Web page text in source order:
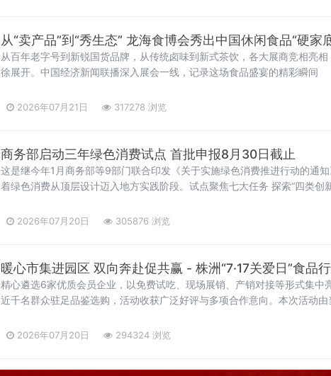
从“卖产品”到“秀生态” 龙海食博会秀出中国休闲食品“硬家
从百年老字号到新锐国货品牌，从传统卤味到新式茶饮，各大展商竞相亮
徐展开。中国经济新闻联播深入展会一线，记录这场食品盛宴的精彩瞬间
2026年07月21日 317278 浏览
商务部启动三年绿色消费试点 首批申报8月30日截止
这是继今年1月商务部等9部门联合印发《关于实施绿色消费推进行动的通
着绿色消费从顶层设计迈入地方实践阶段。试点聚焦七大任务 探索“四类创
2026年07月20日 305876 浏览
暖心市集进园区 双向奔赴促共赢 - 株洲“7·17关爱日”食品
精心遴选6家优质会员企业，以免费试吃、现场展销、产销对接等形式集中
近千名群众驻足品鉴选购，活动收获广泛好评与多项合作意向。本次活动
2026年07月20日 294324 浏览